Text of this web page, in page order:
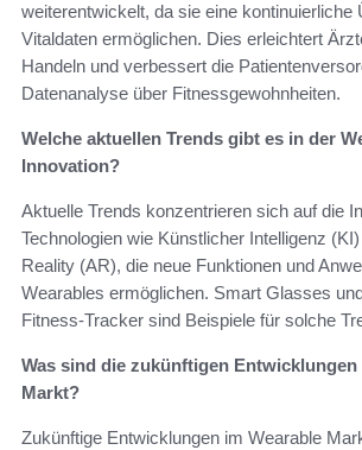
weiterentwickelt, da sie eine kontinuierliche
Vitaldaten ermöglichen. Dies erleichtert
Handeln und verbessert die
Datenanalyse über Fitnessgewohnheiten.
Welche aktuellen Trends gibt es in der
Innovation?
Aktuelle Trends konzentrieren sich auf die
Technologien wie Künstlicher Intelligenz
Reality (AR), die neue Funktionen und
Wearables ermöglichen. Smart Glasses
Fitness-Tracker sind Beispiele für solche
Was sind die zukünftigen Entwicklungen
Markt?
Zukünftige Entwicklungen im Wearable